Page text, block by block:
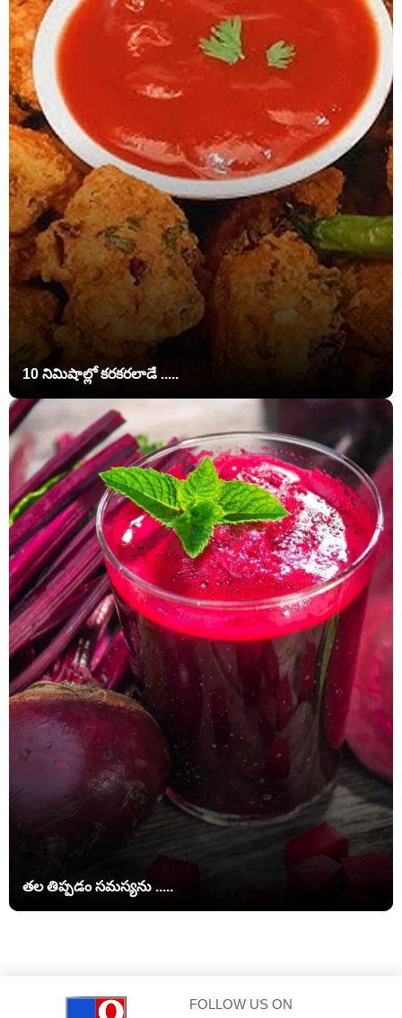
10 నిమిషాల్లో కరకరలాడే .....
తల తిప్పడం సమస్యను .....
FOLLOW US ON